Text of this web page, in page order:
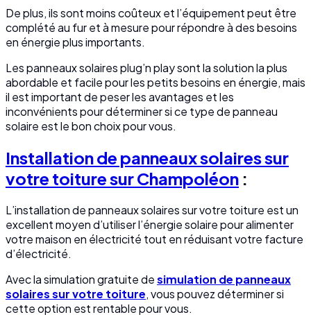
De plus, ils sont moins coûteux et l’équipement peut être
complété au fur et à mesure pour répondre à des besoins
en énergie plus importants.
Les panneaux solaires plug’n play sont la solution la plus
abordable et facile pour les petits besoins en énergie, mais
il est important de peser les avantages et les
inconvénients pour déterminer si ce type de panneau
solaire est le bon choix pour vous.
Installation de panneaux solaires sur
votre toiture sur Champoléon :
L’installation de panneaux solaires sur votre toiture est un
excellent moyen d’utiliser l’énergie solaire pour alimenter
votre maison en électricité tout en réduisant votre facture
d’électricité.
Avec la simulation gratuite desimulation de panneaux
solaires sur votre toiture, vous pouvez déterminer si
cette option est rentable pour vous.